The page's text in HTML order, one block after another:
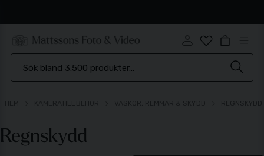
Regnskydd